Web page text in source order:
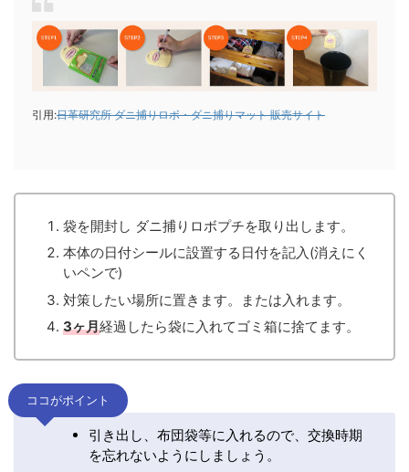
引用:日革研究所 ダニ捕りロボ・ダニ捕りマット 販売サイト
袋を開封し ダニ捕りロボプチを取り出します。
本体の日付シールに設置する日付を記入(消えにく
いペンで)
対策したい場所に置きます。または入れます。
3ヶ月経過したら袋に入れてゴミ箱に捨てます。
ココがポイント
引き出し、布団袋等に入れるので、交換時期
を忘れないようにしましょう。